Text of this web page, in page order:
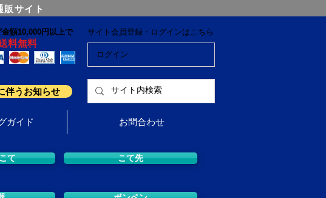
サイト
額10,000円以上で
料無料
伴うお知らせ
サイト会員登録・ログインはこちら
ログイン
ガイド お問合わせ
て こて先